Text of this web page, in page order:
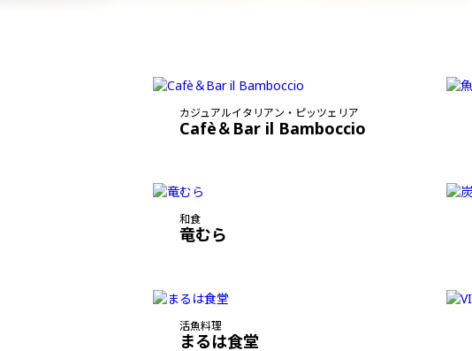
カジュアルイタリアン・ピッツェリア
Cafè＆Bar il Bamboccio
和食
竜むら
活魚料理
まるは食堂